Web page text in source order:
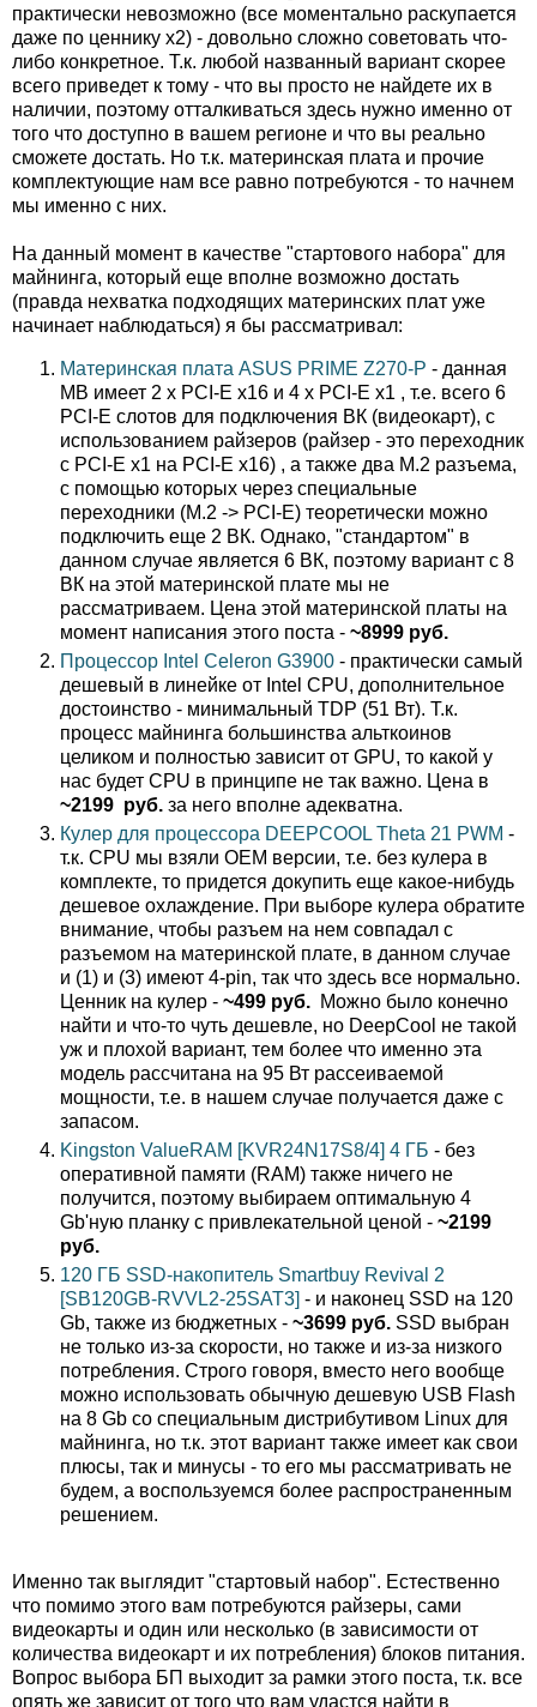
практически невозможно (все моментально раскупается
даже по ценнику x2) - довольно сложно советовать что-
либо конкретное. Т.к. любой названный вариант скорее
всего приведет к тому - что вы просто не найдете их в
наличии, поэтому отталкиваться здесь нужно именно от
того что доступно в вашем регионе и что вы реально
сможете достать. Но т.к. материнская плата и прочие
комплектующие нам все равно потребуются - то начнем
мы именно с них.
На данный момент в качестве "стартового набора" для
майнинга, который еще вполне возможно достать
(правда нехватка подходящих материнских плат уже
начинает наблюдаться) я бы рассматривал:
Материнская плата ASUS PRIME Z270-P - данная
MB имеет 2 x PCI-E x16 и 4 x PCI-E x1 , т.е. всего 6
PCI-E слотов для подключения ВК (видеокарт), с
использованием райзеров (райзер - это переходник
с PCI-E x1 на PCI-E x16) , а также два M.2 разъема,
с помощью которых через специальные
переходники (M.2 -> PCI-E) теоретически можно
подключить еще 2 ВК. Однако, "стандартом" в
данном случае является 6 ВК, поэтому вариант с 8
ВК на этой материнской плате мы не
рассматриваем. Цена этой материнской платы на
момент написания этого поста - ~8999 руб.
Процессор Intel Celeron G3900 - практически самый
дешевый в линейке от Intel CPU, дополнительное
достоинство - минимальный TDP (51 Вт). Т.к.
процесс майнинга большинства альткоинов
целиком и полностью зависит от GPU, то какой у
нас будет CPU в принципе не так важно. Цена в
~2199 руб. за него вполне адекватна.
Кулер для процессора DEEPCOOL Theta 21 PWM -
т.к. CPU мы взяли OEM версии, т.е. без кулера в
комплекте, то придется докупить еще какое-нибудь
дешевое охлаждение. При выборе кулера обратите
внимание, чтобы разъем на нем совпадал с
разъемом на материнской плате, в данном случае
и (1) и (3) имеют 4-pin, так что здесь все нормально.
Ценник на кулер - ~499 руб. Можно было конечно
найти и что-то чуть дешевле, но DeepCool не такой
уж и плохой вариант, тем более что именно эта
модель рассчитана на 95 Вт рассеиваемой
мощности, т.е. в нашем случае получается даже с
запасом.
Kingston ValueRAM [KVR24N17S8/4] 4 ГБ - без
оперативной памяти (RAM) также ничего не
получится, поэтому выбираем оптимальную 4
Gb'ную планку с привлекательной ценой - ~2199
руб.
120 ГБ SSD-накопитель Smartbuy Revival 2
[SB120GB-RVVL2-25SAT3] - и наконец SSD на 120
Gb, также из бюджетных - ~3699 руб. SSD выбран
не только из-за скорости, но также и из-за низкого
потребления. Строго говоря, вместо него вообще
можно использовать обычную дешевую USB Flash
на 8 Gb со специальным дистрибутивом Linux для
майнинга, но т.к. этот вариант также имеет как свои
плюсы, так и минусы - то его мы рассматривать не
будем, а воспользуемся более распространенным
решением.
Именно так выглядит "стартовый набор". Естественно
что помимо этого вам потребуются райзеры, сами
видеокарты и один или несколько (в зависимости от
количества видеокарт и их потребления) блоков питания.
Вопрос выбора БП выходит за рамки этого поста, т.к. все
опять же зависит от того что вам удастся найти в